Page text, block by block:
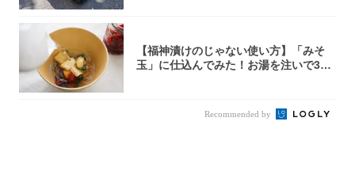
【福神漬けのじゃない使い方】「みそ
玉」に仕込んでみた！お湯を注いで30
Recommended by